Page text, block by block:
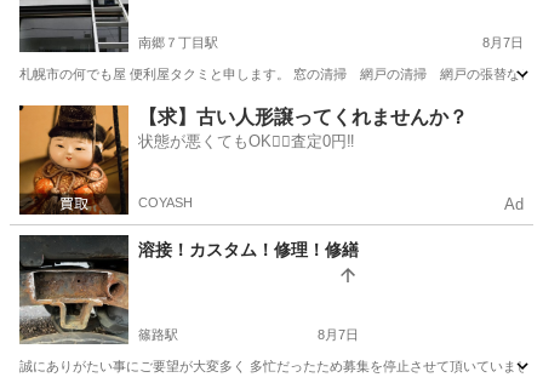
南郷７丁目駅 8月7日
札幌市の何でも屋 便利屋タクミと申します。 窓の清掃 網戸の清掃 網戸の張替な
北海道 札幌市 南郷７丁目駅 便利屋 網戸
【求】古い人形譲ってくれませんか？
状態が悪くてもOK🙆‍♀️査定0円‼️
COYASH Ad
溶接！カスタム！修理！修繕
篠路駅 8月7日
誠にありがたい事にご要望が大変多く 多忙だったため募集を停止させて頂いていまし